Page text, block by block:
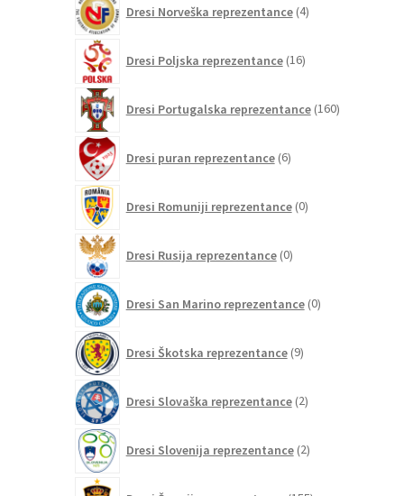
Dresi Norveška reprezentance 4izdelki
Dresi Poljska reprezentance 16izdelkov
Dresi Portugalska reprezentance 160izdelkov
Dresi puran reprezentance 6izdelkov
Dresi Romuniji reprezentance 0izdelkov
Dresi Rusija reprezentance 0izdelkov
Dresi San Marino reprezentance 0izdelkov
Dresi Škotska reprezentance 9izdelkov
Dresi Slovaška reprezentance 2izdelka
Dresi Slovenija reprezentance 2izdelka